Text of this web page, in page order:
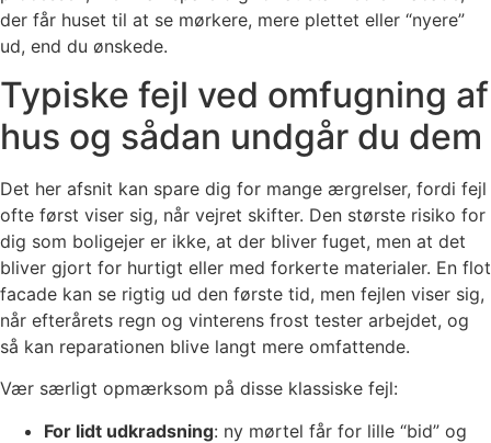
der får huset til at se mørkere, mere plettet eller “nyere”
ud, end du ønskede.
Typiske fejl ved omfugning af
hus og sådan undgår du dem
Det her afsnit kan spare dig for mange ærgrelser, fordi fejl
ofte først viser sig, når vejret skifter. Den største risiko for
dig som boligejer er ikke, at der bliver fuget, men at det
bliver gjort for hurtigt eller med forkerte materialer. En flot
facade kan se rigtig ud den første tid, men fejlen viser sig,
når efterårets regn og vinterens frost tester arbejdet, og
så kan reparationen blive langt mere omfattende.
Vær særligt opmærksom på disse klassiske fejl:
For lidt udkradsning: ny mørtel får for lille “bid” og